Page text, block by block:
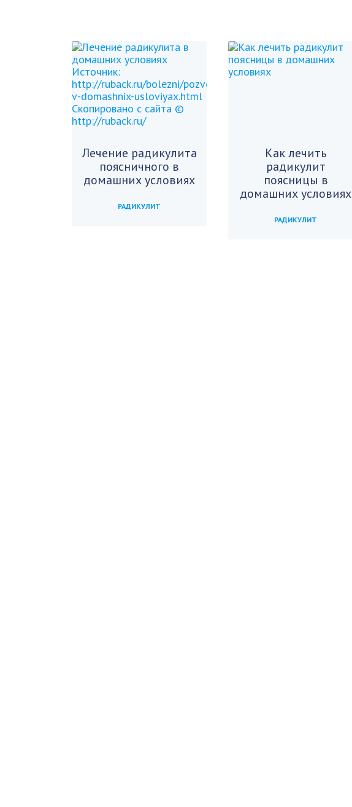
Лечение радикулита
поясничного в
домашних условиях
РАДИКУЛИТ
Как лечить
радикулит
поясницы в
домашних условиях
РАДИКУЛИТ